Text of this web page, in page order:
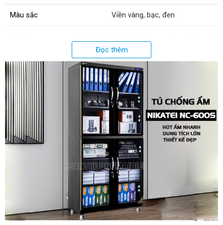
Màu sắc Viền vàng, bạc, đen
hàn đính
Xuất xứ: Chính hãng
Đọc thêm